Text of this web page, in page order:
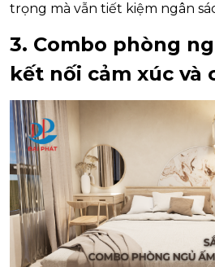
trọng mà vẫn tiết kiệm ngân
3. Combo phòng
kết nối cảm xúc và